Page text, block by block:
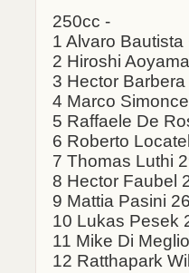
250cc -
1 Alvaro Bautista
2 Hiroshi
3 Hector
4 Marco
5 Raffaele De
6 Roberto
7 Thomas Luthi
8 Hector Faubel
9 Mattia Pasini
10 Lukas Pesek
11 Mike Di
12 Ratthapark